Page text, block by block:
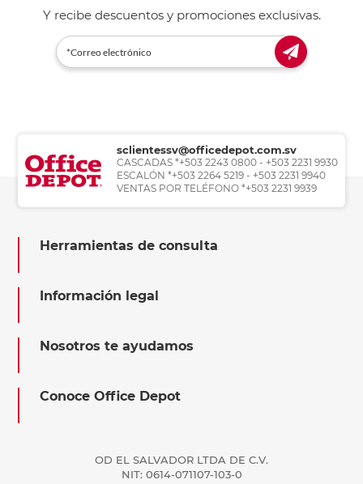
Y recibe descuentos y promociones exclusivas.
sclientessv@officedepot.com.sv
CASCADAS *+503 2243 0800 - +503 2231 9930
ESCALÓN *+503 2264 5219 - +503 2231 9940
VENTAS POR TELÉFONO *+503 2231 9939
Herramientas de consulta
Información legal
Nosotros te ayudamos
Conoce Office Depot
OD EL SALVADOR LTDA DE C.V.
NIT: 0614-071107-103-0